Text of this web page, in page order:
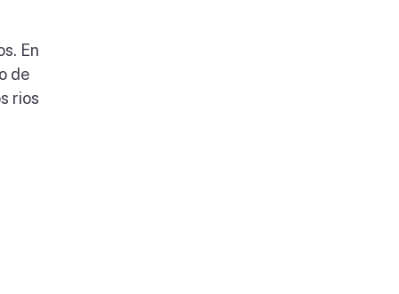
En
de
rios